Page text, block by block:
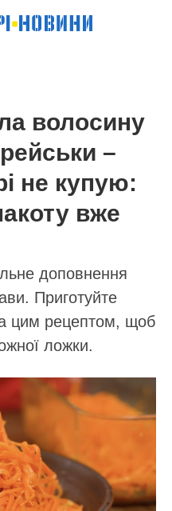
волосину
–
не купую:
вже
доповнення
Приготуйте
цим рецептом, щоб
ложки.